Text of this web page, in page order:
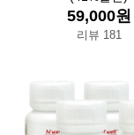
59,000원
리뷰 181